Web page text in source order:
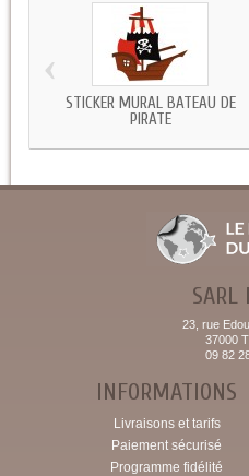
STICKER MURAL BATEAU DE
PIRATE
‹
SARL
23, rue
37000
09 82
INFORMATIONS
Livraisons et tarifs
Paiement sécurisé
Programme fidélité